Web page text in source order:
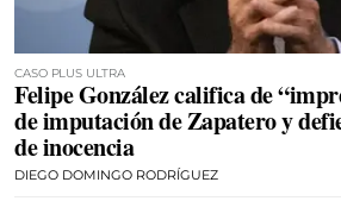
CASO PLUS ULTRA
Felipe González califica de
de imputación de Zapatero y
de inocencia
DIEGO DOMINGO RODRÍGUEZ